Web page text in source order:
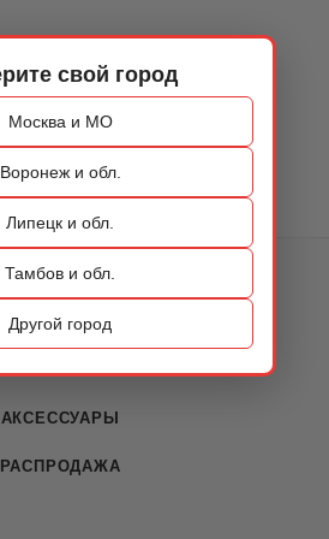
свой город
Москва и МО
Воронеж и обл.
Липецк и обл.
Тамбов и обл.
Другой город
КАТАЛОГ
ОБУВЬ
СУМКИ
АКСЕССУАРЫ
РАСПРОДАЖА